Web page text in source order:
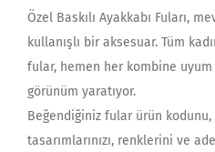
Özel Baskılı Ayakkabı Fuları,
kullanışlı bir aksesuar. Tüm
fular, hemen her kombine
görünüm yaratıyor.
Beğendiğiniz fular ürün kodunu,
tasarımlarınızı, renklerini ve